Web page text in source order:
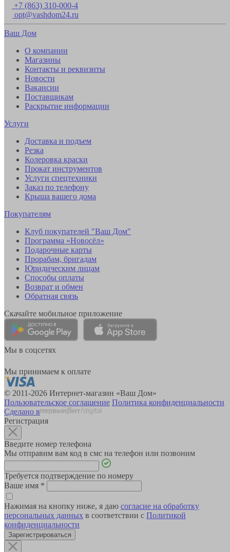
+7 (863) 310-000-4
opt@vashdom24.ru
Ваш Дом
О компании
Магазины
Контакты и реквизиты
Новости
Вакансии
Поставщикам
Раскрытие информации
Услуги
Доставка и подъем
Резка
Колеровка краски
Прокат инструментов
Услуги спецтехники
Заказ по телефону
Крыша вашего дома
Покупателям
Клуб покупателей "Ваш Дом"
Программа «Новосёл»
Подарочные карты
Прорабам, бригадам
Юридическим лицам
Способы оплаты
Возврат и обмен
Обратная связь
Скачайте мобильное приложение
Мы в соцсетях
Мы принимаем к оплате
© 2011-2026 Интернет-магазин «Ваш Дом»
Пользовательское соглашение Политика конфиденциальности
Сделано в
Регистрация
Введите номер телефона
Мы отправим вам код в смс на телефон или позвоним
Требуется подтверждение по номеру
Ваше имя *
Нажимая на кнопку ниже, я даю согласие на обработку
персональных данных в соответствии с Политикой
конфиденциальности
Зарегистрироваться